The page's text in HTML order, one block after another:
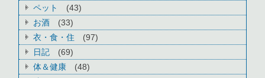
ペット
(43)
お酒
(33)
衣・食・住
(97)
日記
(69)
体＆健康
(48)